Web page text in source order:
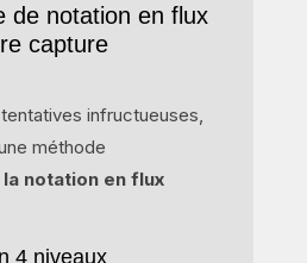
de notation en flux
capture
infructueuses,
méthode
la notation en flux
4 niveaux